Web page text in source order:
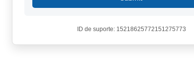
ID de suporte: 15218625772151275773